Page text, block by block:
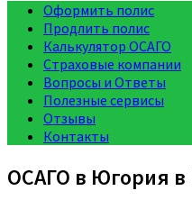
Оформить полис
Продлить полис
Калькулятор ОСАГО
Страховые компании
Вопросы и Ответы
Полезные сервисы
Отзывы
Контакты
ОСАГО в Югория в